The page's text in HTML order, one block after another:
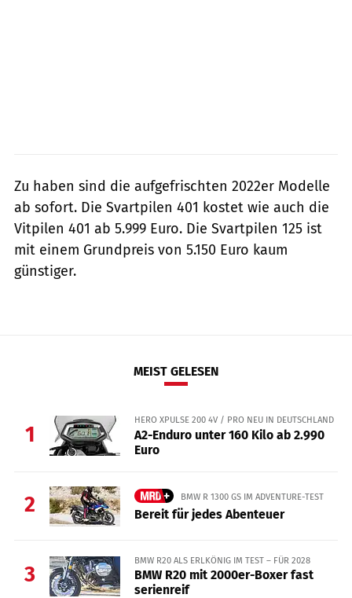
Zu haben sind die aufgefrischten 2022er Modelle
ab sofort. Die Svartpilen 401 kostet wie auch die
Vitpilen 401 ab 5.999 Euro. Die Svartpilen 125 ist
mit einem Grundpreis von 5.150 Euro kaum
günstiger.
MEIST GELESEN
1
HERO XPULSE 200 4V / PRO NEU IN DEUTSCHLAND
A2-Enduro unter 160 Kilo ab 2.990
Euro
2 BMW R 1300 GS IM ADVENTURE-TEST
Bereit für jedes Abenteuer
3
BMW R20 ALS ERLKÖNIG IM TEST – FÜR 2028
BMW R20 mit 2000er-Boxer fast
serienreif